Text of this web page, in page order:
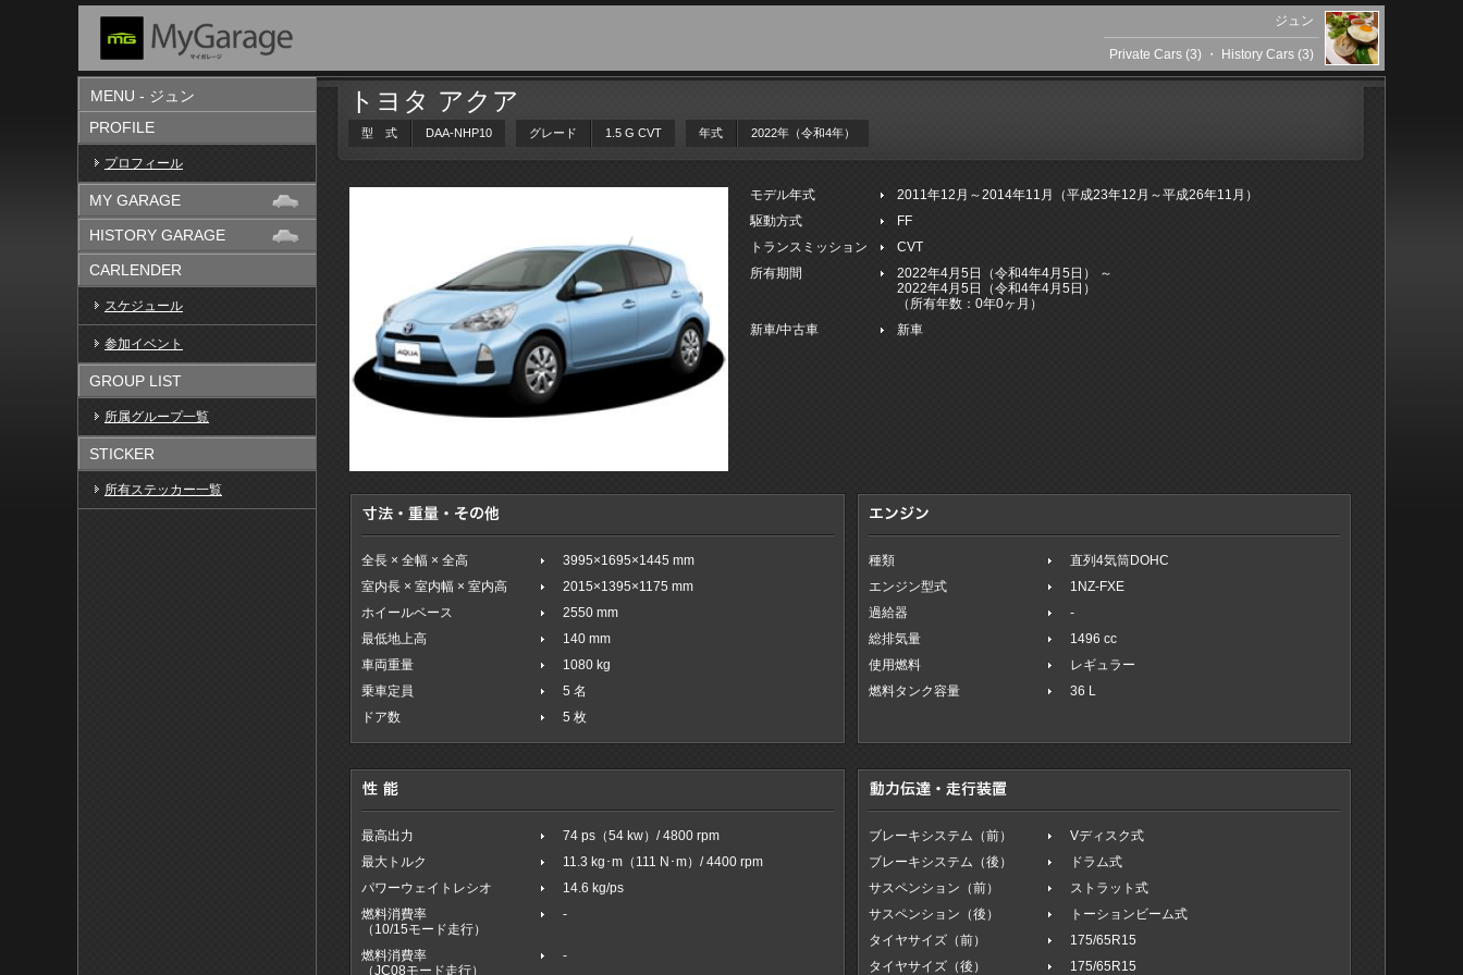
ジュン
Private Cars (3) ・ History Cars (3)
MENU - ジュン
PROFILE
プロフィール
MY GARAGE
HISTORY GARAGE
CARLENDER
スケジュール
参加イベント
GROUP LIST
所属グループ一覧
STICKER
所有ステッカー一覧
トヨタ アクア
型 式 DAA-NHP10 グレード 1.5 G CVT 年式 2022年（令和4年）
モデル年式
2011年12月～2014年11月（平成23年12月～平成26年11月）
駆動方式
FF
トランスミッション
CVT
所有期間
2022年4月5日（令和4年4月5日） ～
2022年4月5日（令和4年4月5日）
（所有年数：0年0ヶ月）
新車/中古車
新車
全長 × 全幅 × 全高
3995×1695×1445 mm
室内長 × 室内幅 × 室内高
2015×1395×1175 mm
ホイールベース
2550 mm
最低地上高
140 mm
車両重量
1080 kg
乗車定員
5 名
ドア数
5 枚
最高出力
74 ps（54 kw）/ 4800 rpm
最大トルク
11.3 kg･m（111 N･m）/ 4400 rpm
パワーウェイトレシオ
14.6 kg/ps
燃料消費率
（10/15モード走行）
-
燃料消費率
（JC08モード走行）
-
種類
直列4気筒DOHC
エンジン型式
1NZ-FXE
過給器
-
総排気量
1496 cc
使用燃料
レギュラー
燃料タンク容量
36 L
ブレーキシステム（前）
Vディスク式
ブレーキシステム（後）
ドラム式
サスペンション（前）
ストラット式
サスペンション（後）
トーションビーム式
タイヤサイズ（前）
175/65R15
タイヤサイズ（後）
175/65R15